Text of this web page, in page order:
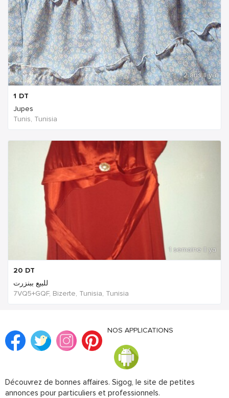
2 ans Il ya
1 DT
Jupes
Tunis, Tunisia
1 semaine Il ya
20 DT
للبيع ببنزرت
7VQ5+GQF, Bizerte, Tunisia, Tunisia
NOS APPLICATIONS
Découvrez de bonnes affaires. Sigog, le site de petites
annonces pour particuliers et professionnels.